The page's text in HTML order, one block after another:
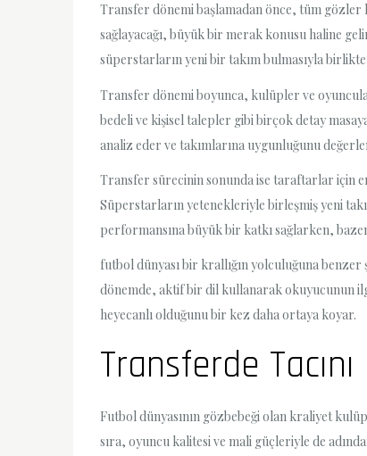
Transfer dönemi başlamadan önce, tüm gözler
sağlayacağı, büyük bir merak konusu haline
süperstarların yeni bir takım bulmasıyla
Transfer dönemi boyunca, kulüpler ve
bedeli ve kişisel talepler gibi birçok detay
analiz eder ve takımlarına uygunluğunu
Transfer sürecinin sonunda ise taraftarlar için
Süperstarların yetenekleriyle birleşmiş yeni
performansına büyük bir katkı sağlarken,
futbol dünyası bir krallığın yolculuğuna
dönemde, aktif bir dil kullanarak okuyucunun
heyecanlı olduğunu bir kez daha ortaya koyar.
Transferde
Futbol dünyasının gözbebeği olan kraliyet
sıra, oyuncu kalitesi ve mali güçleriyle de